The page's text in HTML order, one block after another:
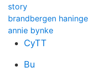
story
brandbergen haninge
annie bynke
CyTT
Bu